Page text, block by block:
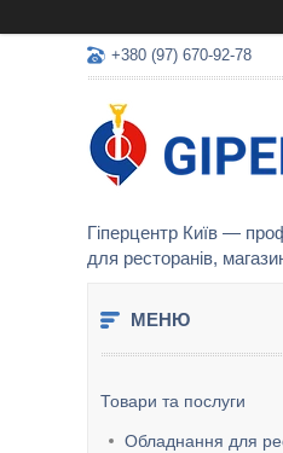
+380 (97) 670-92-78
Гіперцентр Київ —
для ресторанів,
Товари та послуги
Обладнання для